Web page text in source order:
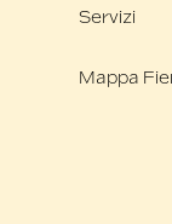
Servizi
Mappa